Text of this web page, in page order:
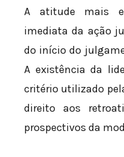
A atitude mais
imediata da ação
do início do
A existência da
critério utilizado
direito aos
prospectivos da